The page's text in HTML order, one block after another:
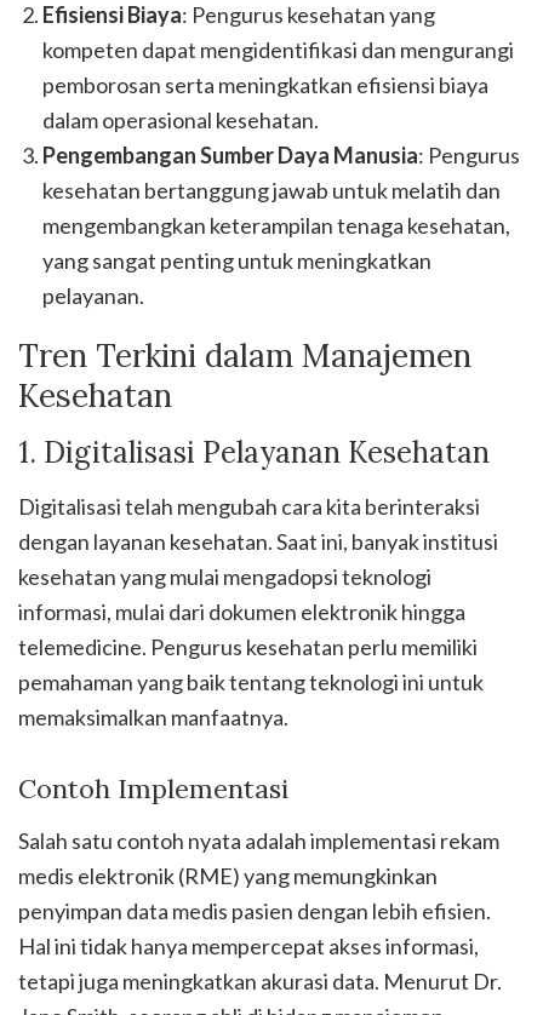
Efisiensi Biaya: Pengurus kesehatan yang
kompeten dapat mengidentifikasi dan mengurangi
pemborosan serta meningkatkan efisiensi biaya
dalam operasional kesehatan.
Pengembangan Sumber Daya Manusia: Pengurus
kesehatan bertanggung jawab untuk melatih dan
mengembangkan keterampilan tenaga kesehatan,
yang sangat penting untuk meningkatkan
pelayanan.
Tren Terkini dalam Manajemen
Kesehatan
1. Digitalisasi Pelayanan Kesehatan
Digitalisasi telah mengubah cara kita berinteraksi
dengan layanan kesehatan. Saat ini, banyak institusi
kesehatan yang mulai mengadopsi teknologi
informasi, mulai dari dokumen elektronik hingga
telemedicine. Pengurus kesehatan perlu memiliki
pemahaman yang baik tentang teknologi ini untuk
memaksimalkan manfaatnya.
Contoh Implementasi
Salah satu contoh nyata adalah implementasi rekam
medis elektronik (RME) yang memungkinkan
penyimpan data medis pasien dengan lebih efisien.
Hal ini tidak hanya mempercepat akses informasi,
tetapi juga meningkatkan akurasi data. Menurut Dr.